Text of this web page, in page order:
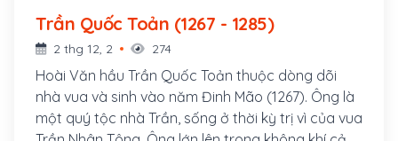
Trần Quốc Toản (1267 - 1285)
2 thg 12, 2 274
Hoài Văn hầu Trần Quốc Toản thuộc dòng dõi
nhà vua và sinh vào năm Đinh Mão (1267). Ông là
một quý tộc nhà Trần, sống ở thời kỳ trị vì của vua